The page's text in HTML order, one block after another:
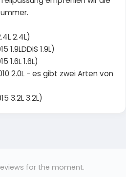
2.4L)
1.9LDDiS 1.9L)
1.6L 1.6L)
2.0L - es gibt zwei Arten von
3.2L 3.2L)
for the moment.